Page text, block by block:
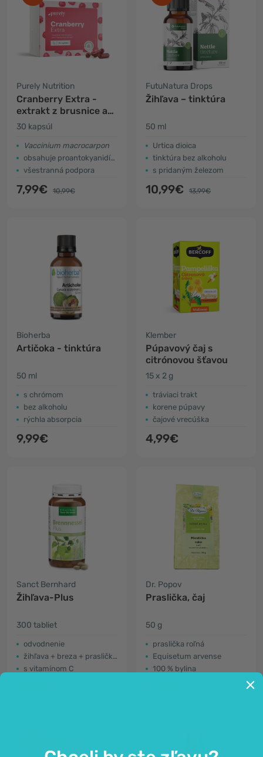
Purely Nutrition
Cranberry Extra -
extrakt z brusnice a
petržlenu
30 kapsúl
Vaccinium macrocarpon
obsahuje proantokyanidíny
všestranná podpora
7,99€ 10,99€
FutuNatura Drops
Žihľava – tinktúra
50 ml
Urtica dioica
tinktúra bez alkoholu
s pridaným železom
10,99€ 13,99€
Bioherba
Artičoka - tinktúra
50 ml
s chrómom
bez alkoholu
rýchla absorpcia
9,99€
Klember
Púpavový čaj s
citrónovou šťavou
15 x 2 g
tráviaci trakt
korene púpavy
čajové vrecúška
4,99€
Sanct Bernhard
Žihľava-Plus
300 tabliet
odvodnenie
žihľava + breza + praslička
s vitamínom C
Dr. Popov
Praslička, čaj
50 g
praslička roľná
Equisetum arvense
100 % bylina